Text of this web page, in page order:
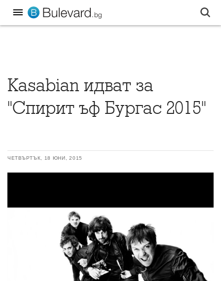
Kasabian идват за
"Спирит ъф Бургас 2015"
ЧЕТВЪРТЪК, 18 ЮНИ, 2015